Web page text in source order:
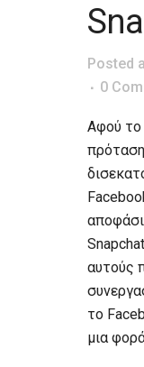
Posted
0
Αφού το
αυτούς
το
μια